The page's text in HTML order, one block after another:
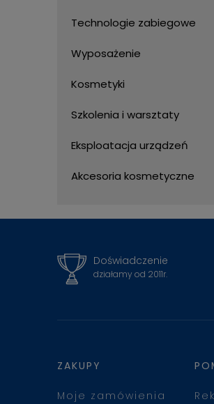
Technologie zabiegowe
Wyposażenie
Kosmetyki
Szkolenia i warsztaty
Eksploatacja urządzeń
Akcesoria kosmetyczne
Doświadczenie
działamy od 2011r.
ZAKUPY
Moje zamówienia